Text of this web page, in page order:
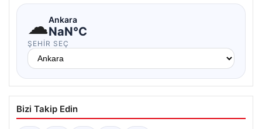
☁Ankara
NaN°C
ŞEHIR SEÇ
Bizi Takip Edin